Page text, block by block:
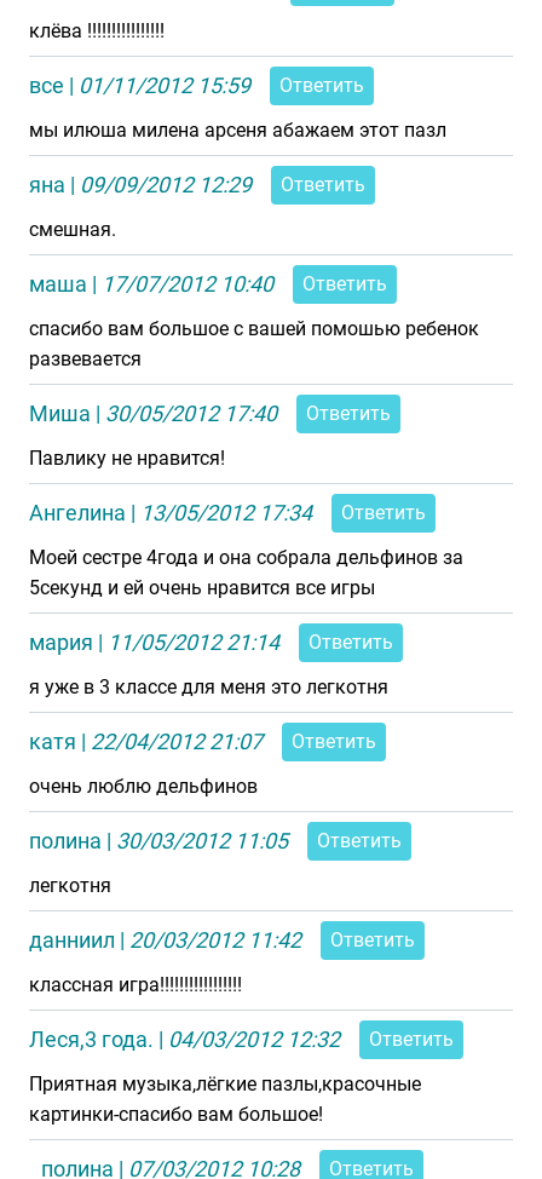
клёва !!!!!!!!!!!!!!!!
все | 01/11/2012 15:59
Ответить
мы илюша милена арсеня абажаем этот пазл
яна | 09/09/2012 12:29
Ответить
смешная.
маша | 17/07/2012 10:40
Ответить
спасибо вам большое с вашей помошью ребенок
развевается
Миша | 30/05/2012 17:40
Ответить
Павлику не нравится!
Ангелина | 13/05/2012 17:34
Ответить
Моей сестре 4года и она собрала дельфинов за
5секунд и ей очень нравится все игры
мария | 11/05/2012 21:14
Ответить
я уже в 3 классе для меня это легкотня
катя | 22/04/2012 21:07
Ответить
очень люблю дельфинов
полина | 30/03/2012 11:05
Ответить
легкотня
данниил | 20/03/2012 11:42
Ответить
классная игра!!!!!!!!!!!!!!!!!
Леся,3 года. | 04/03/2012 12:32
Ответить
Приятная музыка,лёгкие пазлы,красочные
картинки-спасибо вам большое!
полина | 07/03/2012 10:28 Ответить